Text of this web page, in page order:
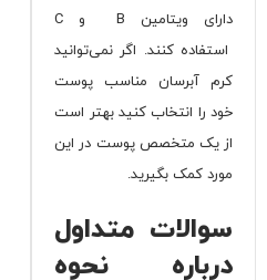
دارای ویتامین B و C
استفاده کنند. اگر نمی‌توانید
کرم آبرسان مناسب پوست
خود را انتخاب کنید بهتر است
از یک متخصص پوست در این
مورد کمک بگیرید.
سوالات متداول
درباره نحوه